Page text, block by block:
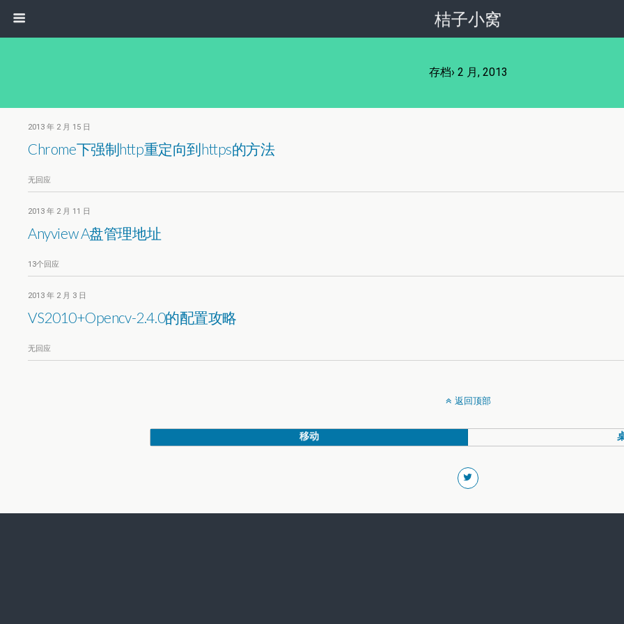
桔子小窝
存档› 2 月, 2013
2013 年 2 月 15 日
Chrome下强制http重定向到https的方法
无回应
2013 年 2 月 11 日
Anyview A盘管理地址
13个回应
2013 年 2 月 3 日
VS2010+Opencv-2.4.0的配置攻略
无回应
返回顶部
移动